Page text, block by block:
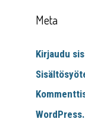
Meta
Kirjaudu